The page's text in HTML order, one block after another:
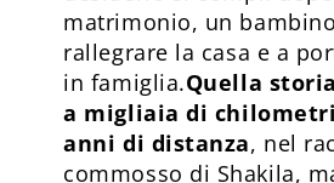
matrimonio, un
rallegrare la casa e a
in famiglia.Quella
a migliaia di chilometri
anni di distanza, nel
commosso di Shakila,